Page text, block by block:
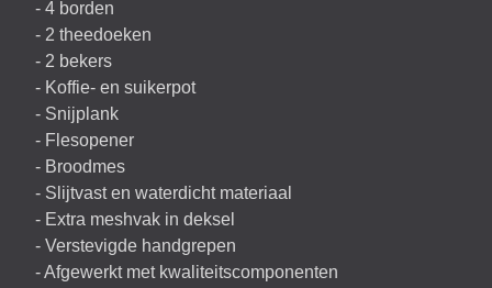
- 4 borden
- 2 theedoeken
- 2 bekers
- Koffie- en suikerpot
- Snijplank
- Flesopener
- Broodmes
- Slijtvast en waterdicht materiaal
- Extra meshvak in deksel
- Verstevigde handgrepen
- Afgewerkt met kwaliteitscomponenten